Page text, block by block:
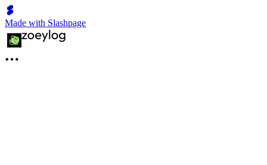
Made with Slashpage